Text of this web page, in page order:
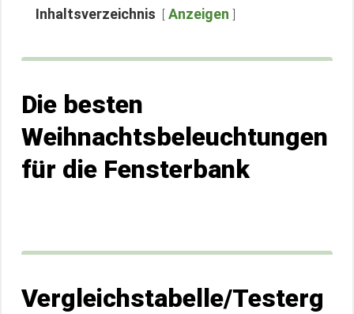
Inhaltsverzeichnis Anzeigen
Die besten
Weihnachtsbeleuchtungen
für die Fensterbank
Vergleichstabelle/Testerg